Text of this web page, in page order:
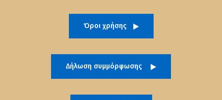
Όροι χρήσης
Δήλωση συμμόρφωσης